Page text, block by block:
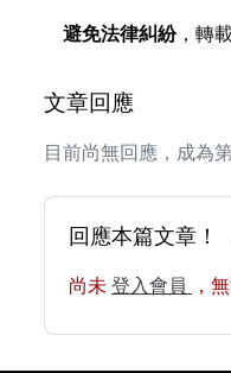
避免法律糾紛，轉
文章回應
目前尚無回應，成為
回應本篇文章！
尚未 登入會員 ，